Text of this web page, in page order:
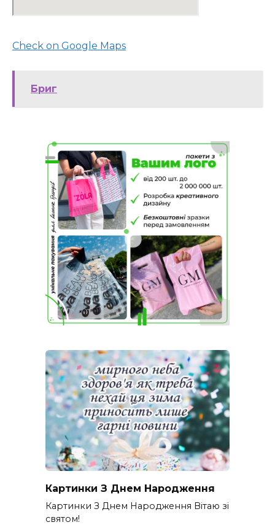
Check on Google Maps
Бриг
Картинки З Днем Народження
Картинки З Днем Народження Вітаю зі
святом!